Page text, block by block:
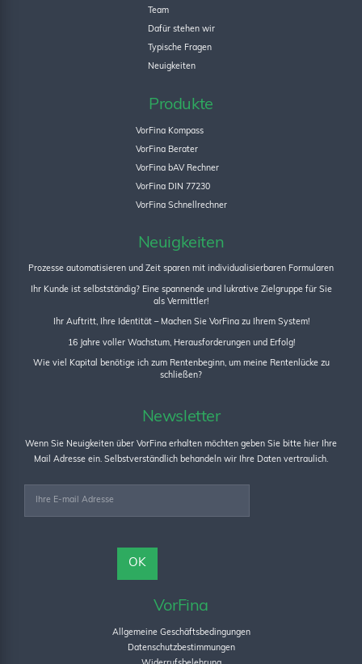
Team
Dafür stehen wir
Typische Fragen
Neuigkeiten
Produkte
VorFina Kompass
VorFina Berater
VorFina bAV Rechner
VorFina DIN 77230
VorFina Schnellrechner
Neuigkeiten
Prozesse automatisieren und Zeit sparen mit individualisierbaren Formularen
Ihr Kunde ist selbstständig? Eine spannende und lukrative Zielgruppe für Sie
als Vermittler!
Ihr Auftritt, Ihre Identität – Machen Sie VorFina zu Ihrem System!
16 Jahre voller Wachstum, Herausforderungen und Erfolg!
Wie viel Kapital benötige ich zum Rentenbeginn, um meine Rentenlücke zu
schließen?
Newsletter
Wenn Sie Neuigkeiten über VorFina erhalten möchten geben Sie bitte hier Ihre
Mail Adresse ein. Selbstverständlich behandeln wir Ihre Daten vertraulich.
VorFina
Allgemeine Geschäftsbedingungen
Datenschutzbestimmungen